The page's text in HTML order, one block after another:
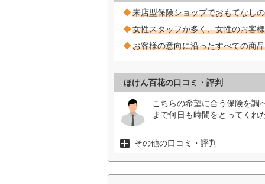
来店型保険ショップでおもてなし
女性スタッフが多く、女性のお客
お客様の意向に沿ったすべての商
ほけん百花の口コミ・評判
こちらの希望に合う保険を調
まで何日も時間をとってくれ
その他の口コミ・評判